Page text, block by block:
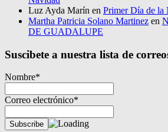
Luz Ayda Marín en Primer Día de la
Martha Patricia Solano Martinez en
DE GUADALUPE
Suscibete a nuestra lista de
Nombre*
Correo electrónico*